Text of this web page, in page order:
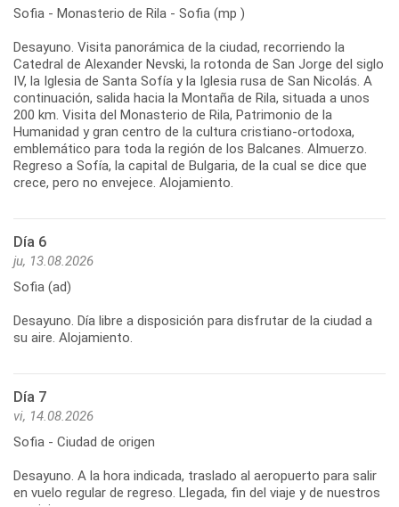
Sofia - Monasterio de Rila - Sofia (mp )
Desayuno. Visita panorámica de la ciudad, recorriendo la
Catedral de Alexander Nevski, la rotonda de San Jorge del siglo
IV, la Iglesia de Santa Sofía y la Iglesia rusa de San Nicolás. A
continuación, salida hacia la Montaña de Rila, situada a unos
200 km. Visita del Monasterio de Rila, Patrimonio de la
Humanidad y gran centro de la cultura cristiano-ortodoxa,
emblemático para toda la región de los Balcanes. Almuerzo.
Regreso a Sofía, la capital de Bulgaria, de la cual se dice que
Día 6
ju, 13.08.2026
Sofia (ad)
Desayuno. Día libre a disposición para disfrutar de la ciudad a
Día 7
vi, 14.08.2026
Sofia - Ciudad de origen
Desayuno. A la hora indicada, traslado al aeropuerto para salir
en vuelo regular de regreso. Llegada, fin del viaje y de nuestros